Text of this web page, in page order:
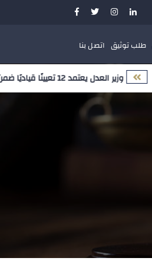
طلب توثيق اتصل بنا
وزير العدل يعتمد 12 تعيينًا قياديًا ضمن مسار تمكين الكفاءات الوطنية وتعزيز النضج المؤسسي